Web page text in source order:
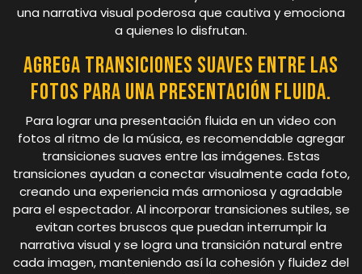
una narrativa visual poderosa que cautiva y emociona
a quienes lo disfrutan.
Agrega transiciones suaves entre las
fotos para una presentación fluida.
Para lograr una presentación fluida en un video con
fotos al ritmo de la música, es recomendable agregar
transiciones suaves entre las imágenes. Estas
transiciones ayudan a conectar visualmente cada foto,
creando una experiencia más armoniosa y agradable
para el espectador. Al incorporar transiciones sutiles, se
evitan cortes bruscos que puedan interrumpir la
narrativa visual y se logra una transición natural entre
cada imagen, manteniendo así la cohesión y fluidez del